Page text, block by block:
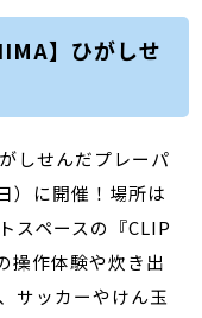
】ひがしせ
しせんだプレーパ
）に開催！場所は
スペースの『CLIP
操作体験や炊き出
サッカーやけん玉